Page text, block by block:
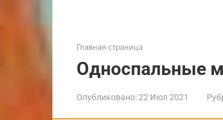
Главная страница
Односпальные
Опубликовано:22 Июл 2021